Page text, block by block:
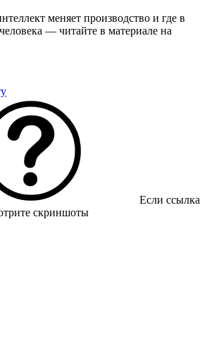
меняет производство и где в
— читайте в материале на
Если ссылка
скриншоты